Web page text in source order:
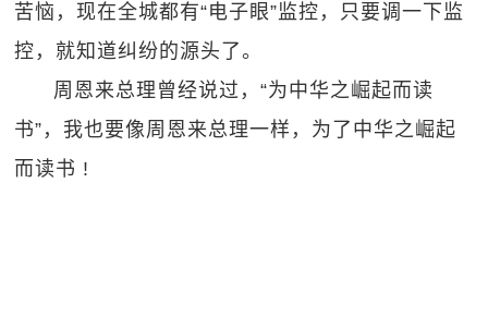
苦恼，现在全城都有“电子眼”监控，只要调一下监
控，就知道纠纷的源头了。
周恩来总理曾经说过，“为中华之崛起而读
书”，我也要像周恩来总理一样，为了中华之崛起
而读书 !